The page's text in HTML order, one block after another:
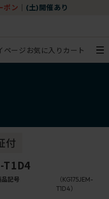
ポン (土)開催あり
ページ お気に入り カート
T1D4
品記号
（KG175JEM-
T1D4）